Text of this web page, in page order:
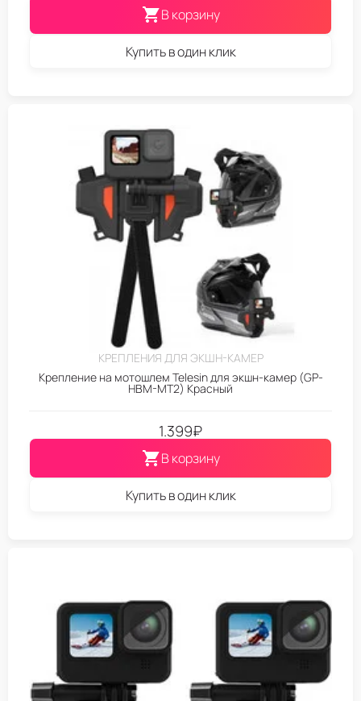
В корзину
Купить в один клик
КРЕПЛЕНИЯ ДЛЯ ЭКШН-КАМЕР
Крепление на мотошлем Telesin для экшн-камер (GP-
HBM-MT2) Красный
1.399₽
В корзину
Купить в один клик